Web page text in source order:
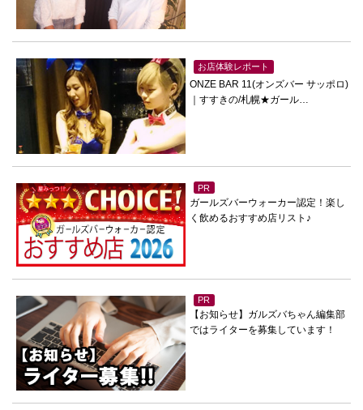
お店体験レポート
ONZE BAR 11(オンズバー サッポロ)
｜すすきの/札幌★ガール…
PR
ガールズバーウォーカー認定！楽し
く飲めるおすすめ店リスト♪
PR
【お知らせ】ガルズバちゃん編集部
ではライターを募集しています！